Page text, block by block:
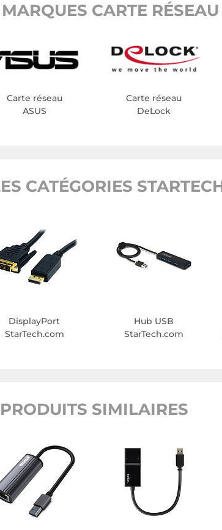
CARTE RÉSEAU
Carte réseau
ASUS
Carte réseau
DeLock
CATÉGORIES
DisplayPort
StarTech.com
Hub USB
StarTech.com
PRODUITS SIMILAIRES